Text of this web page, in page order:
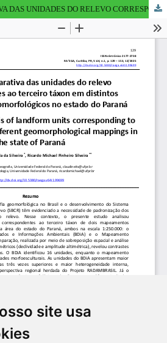
site usa
ANÁLISE COMPARATIVA DAS UNIDADES DO RELEVO CORRESPONDENTES AO TERCEIRO TÁXON EM DISTINTOS MAPEAMENTOS GEOMORFOLÓGICOS NO ESTADO DO PARANÁ